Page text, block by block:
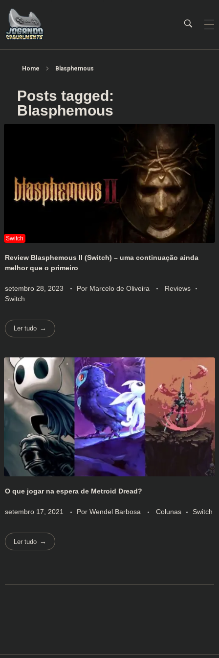
Home Blasphemous
Posts tagged:
Blasphemous
Review Blasphemous II (Switch) – uma continuação ainda
melhor que o primeiro
setembro 28, 2023 Por Marcelo de Oliveira
Reviews
Switch
Ler tudo
O que jogar na espera de Metroid Dread?
setembro 17, 2021 Por Wendel Barbosa Colunas Switch
Ler tudo